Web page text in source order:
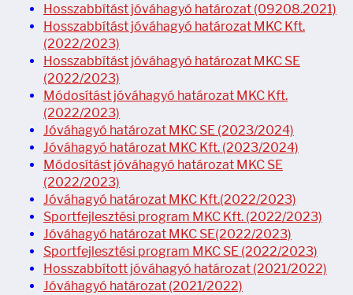
Hosszabbítást jóváhagyó határozat (09208.2021)
Hosszabbítást jóváhagyó határozat MKC Kft.
(2022/2023)
Hosszabbítást jóváhagyó határozat MKC SE
(2022/2023)
Módosítást jóváhagyó határozat MKC Kft.
(2022/2023)
Jóváhagyó határozat MKC SE (2023/2024)
Jóváhagyó határozat MKC Kft. (2023/2024)
Módosítást jóváhagyó határozat MKC SE
(2022/2023)
Jóváhagyó határozat MKC Kft.(2022/2023)
Sportfejlesztési program MKC Kft. (2022/2023)
Jóváhagyó határozat MKC SE(2022/2023)
Sportfejlesztési program MKC SE (2022/2023)
Hosszabbított jóváhagyó határozat (2021/2022)
Jóváhagyó határozat (2021/2022)